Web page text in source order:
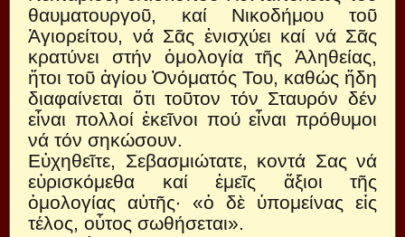
θαυματουργοῦ, καί Νικοδήμου τοῦ
Ἁγιορείτου, νά Σᾶς ἐνισχύει καί νά Σᾶς
κρατύνει στήν ὁμολογία τῆς Ἀληθείας,
ἤτοι τοῦ ἁγίου Ὀνόματός Του, καθώς ἤδη
διαφαίνεται ὅτι τοῦτον τόν Σταυρόν δέν
εἶναι πολλοί ἐκεῖνοι πού εἶναι πρόθυμοι
νά τόν σηκώσουν.
Εὐχηθεῖτε, Σεβασμιώτατε, κοντά Σας νά
εὑρισκόμεθα καί ἐμεῖς ἄξιοι τῆς
ὁμολογίας αὐτῆς· «ὁ δὲ ὑπομείνας εἰς
τέλος, οὗτος σωθήσεται».